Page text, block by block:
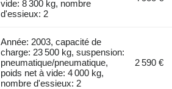
vide: 8 300 kg, nombre
d'essieux: 2
Année: 2003, capacité de
charge: 23 500 kg, suspension:
pneumatique/pneumatique,
poids net à vide: 4 000 kg,
nombre d'essieux: 2
2 590 €